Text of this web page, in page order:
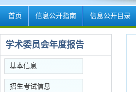
首页 信息公开指南 信息公开目录
学术委员会年度报告
基本信息
招生考试信息